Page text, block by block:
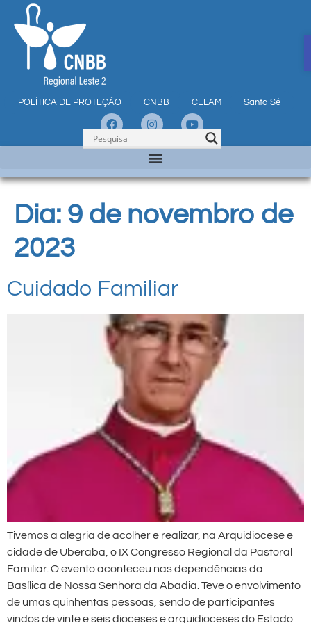
POLÍTICA DE PROTEÇÃO CNBB CELAM Santa Sé
Dia: 9 de novembro de
2023
Cuidado Familiar
Tivemos a alegria de acolher e realizar, na Arquidiocese e
cidade de Uberaba, o IX Congresso Regional da Pastoral
Familiar. O evento aconteceu nas dependências da
Basílica de Nossa Senhora da Abadia. Teve o envolvimento
de umas quinhentas pessoas, sendo de participantes
vindos de vinte e seis dioceses e arquidioceses do Estado